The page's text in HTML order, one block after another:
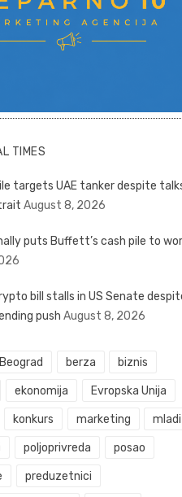
TIMES
targets UAE tanker despite
August 8, 2026
puts Buffett’s cash pile to
bill stalls in US Senate
push August 8, 2026
Beograd berza biznis
ekonomija Evropska Unija
konkurs marketing mladi
poljoprivreda posao
preduzetnici